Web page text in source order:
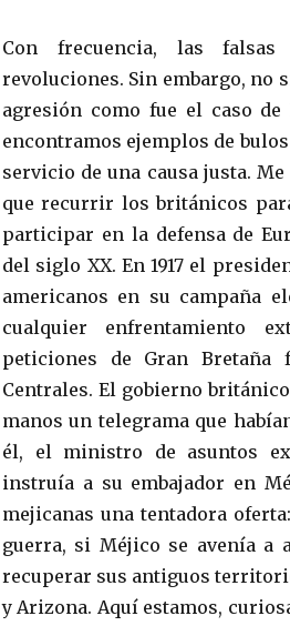
Con frecuencia, las
revoluciones. Sin embargo, no
agresión como fue el caso
encontramos ejemplos de
servicio de una causa justa.
que recurrir los británicos
participar en la defensa de
del siglo XX. En 1917 el
americanos en su campaña
cualquier enfrentamiento
peticiones de Gran
Centrales. El gobierno
manos un telegrama que
él, el ministro de asuntos
instruía a su embajador en
mejicanas una tentadora
guerra, si Méjico se avenía a
recuperar sus antiguos
y Arizona. Aquí estamos,